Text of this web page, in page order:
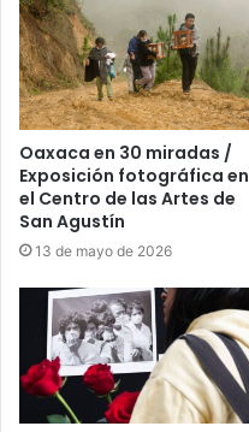
Oaxaca en 30 miradas /
Exposición fotográfica en
el Centro de las Artes de
San Agustín
13 de mayo de 2026